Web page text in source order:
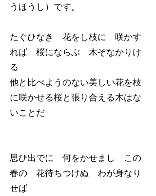
うほうし）です。
たぐひなき 花をし枝に 咲かす
れば 桜にならぶ 木ぞなかりけ
る
他と比べようのない美しい花を枝
に咲かせる桜と張り合える木はな
いことだ
思ひ出でに 何をかせまし この
春の 花待ちつけぬ わが身なり
せば